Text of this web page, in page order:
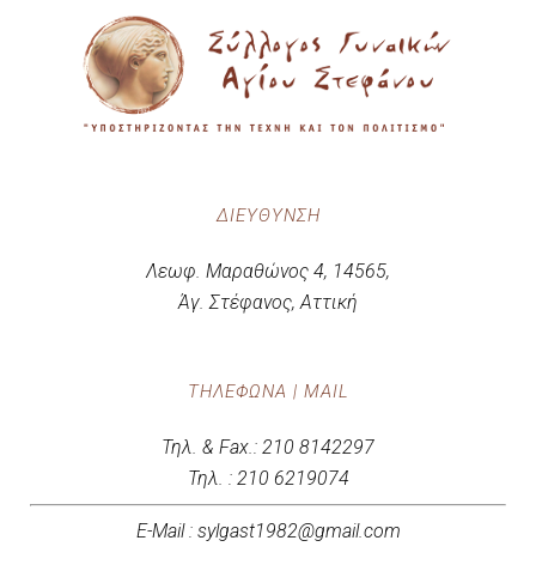
ΔΙΕΎΘΥΝΣΗ
Λεωφ. Μαραθώνος 4, 14565,
Άγ. Στέφανος, Αττική
ΤΗΛΈΦΩΝΑ | MAIL
Τηλ. & Fax.: 210 8142297
Τηλ. : 210 6219074
E-Mail : sylgast1982@gmail.com